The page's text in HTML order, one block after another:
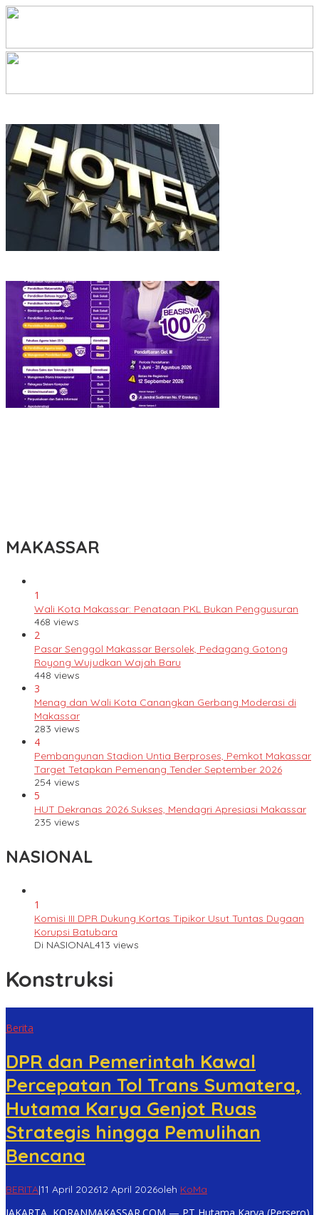
MAKASSAR
1
Wali Kota Makassar: Penataan PKL Bukan Penggusuran
468 views
2
Pasar Senggol Makassar Bersolek, Pedagang Gotong
Royong Wujudkan Wajah Baru
448 views
3
Menag dan Wali Kota Canangkan Gerbang Moderasi di
Makassar
283 views
4
Pembangunan Stadion Untia Berproses, Pemkot Makassar
Target Tetapkan Pemenang Tender September 2026
254 views
5
HUT Dekranas 2026 Sukses, Mendagri Apresiasi Makassar
235 views
NASIONAL
1
Komisi III DPR Dukung Kortas Tipikor Usut Tuntas Dugaan
Korupsi Batubara
Di NASIONAL413 views
Konstruksi
Berita
DPR dan Pemerintah Kawal
Percepatan Tol Trans Sumatera,
Hutama Karya Genjot Ruas
Strategis hingga Pemulihan
Bencana
BERITA|11 April 202612 April 2026oleh KoMa
JAKARTA, KORANMAKASSAR.COM — PT Hutama Karya (Persero)